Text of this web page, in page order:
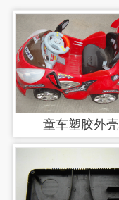
童车塑胶外壳